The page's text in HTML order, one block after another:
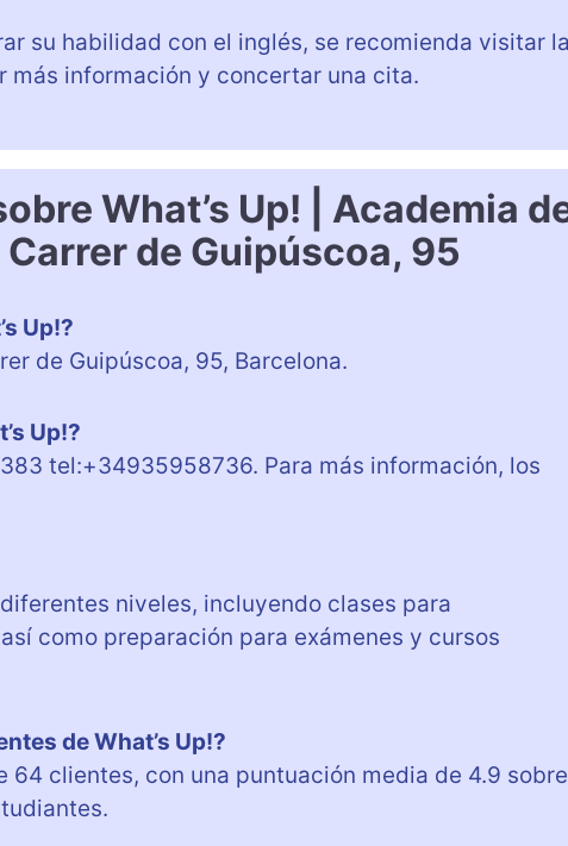
su habilidad con el inglés, se recomienda visitar la
más información y concertar una cita.
What’s Up! | Academia
de Guipúscoa, 95
Up!?
de Guipúscoa, 95, Barcelona.
Up!?
tel:+34935958736. Para más información, los
niveles, incluyendo clases para
como preparación para exámenes y cursos
de What’s Up!?
clientes, con una puntuación media de 4.9 sobre